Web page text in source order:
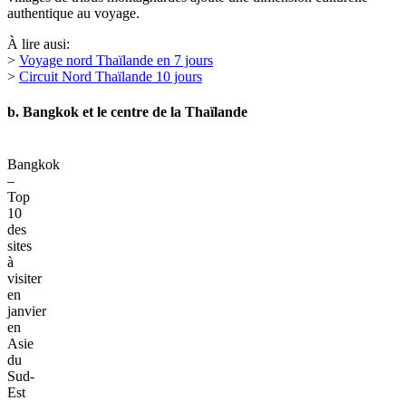
authentique au voyage.
À lire ausi:
> Voyage nord Thaïlande en 7 jours
> Circuit Nord Thaïlande 10 jours
b. Bangkok et le centre de la Thaïlande
Bangkok
–
Top
10
des
sites
à
visiter
en
janvier
en
Asie
du
Sud-
Est